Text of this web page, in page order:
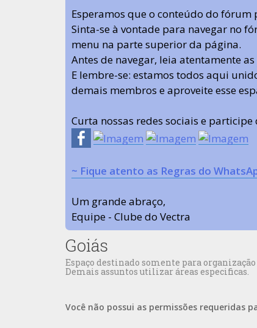
Esperamos que o conteúdo do fórum
Sinta-se à vontade para navegar no
menu na parte superior da página.
Antes de navegar, leia atentamente as
E lembre-se: estamos todos aqui
demais membros e aproveite esse
Curta nossas redes sociais e participe
~ Fique atento as Regras do
Um grande abraço,
Equipe - Clube do Vectra
Goiás
Espaço destinado somente para
Demais assuntos utilizar áreas especificas.
Você não possui as permissões requeridas